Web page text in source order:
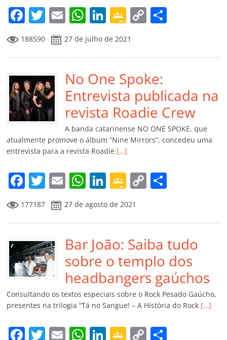
m
F
a
c
e
b
o
o
k
T
w
itt
er
E
m
ai
l
W
h
at
s
A
p
p
Li
n
k
e
dI
n
G
o
o
gl
e
Cl
a
ss
ro
o
m
C
y
Li
n
k
p
til
h
ar
188590 27 de julho de 2021
No One Spoke:
Entrevista publicada na
revista Roadie Crew
A banda catarinense NO ONE SPOKE, que
atualmente promove o álbum “Nine Mirrors”, concedeu uma
entrevista para a revista Roadie […]
F
a
c
e
b
o
o
k
T
w
itt
er
E
m
ai
l
W
at
s
A
p
p
Li
n
k
e
dI
n
G
o
o
gl
e
Cl
a
ss
ro
o
C
y
Li
n
k
p
ar
til
h
ar
177187 27 de agosto de 2021
Bar João: Saiba tudo
sobre o templo dos
headbangers gaúchos
Consultando os textos especiais sobre o Rock Pesado Gaúcho,
presentes na trilogia “Tá no Sangue! – A História do Rock […]
F T E W Li G C